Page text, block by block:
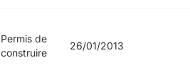
Permis de
construire
26/01/2013